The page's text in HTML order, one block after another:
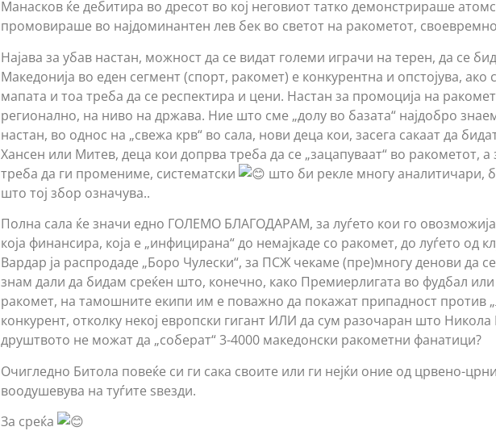
Манасков ќе дебитира во дресот во кој неговиот татко демонстрираше
промовираше во најдоминантен лев бек во светот на ракометот,
Најава за убав настан, можност да се видат големи играчи на терен, да се
Македонија во еден сегмент (спорт, ракомет) е конкурентна и опстојува, ако
мапата и тоа треба да се респектира и цени. Настан за промоција на
регионално, на ниво на држава. Ние што сме „долу во базата“ најдобро
настан, во однос на „свежа крв“ во сала, нови деца кои, засега сакаат да
Хансен или Митев, деца кои допрва треба да се „зацапуваат“ во ракометот,
треба да ги промениме, систематски
што би рекле многу аналитичари,
што тој збор означува..
Полна сала ќе значи едно ГОЛЕМО БЛАГОДАРАМ, за луѓето кои го
која финансира, која е „инфицирана“ до немајкаде со ракомет, до луѓето од
Вардар ја распродаде „Боро Чулески“, за ПСЖ чекаме (пре)многу денови да
знам дали да бидам среќен што, конечно, како Премиерлигата во фудбал или
ракомет, на тамошните екипи им е поважно да покажат припадност против
конкурент, отколку некој европски гигант ИЛИ да сум разочаран што Никола
друштвото не можат да „соберат“ 3-4000 македонски ракометни фанатици?
Очигледно Битола повеќе си ги сака своите или ги нејќи оние од црвено-
воодушевува на туѓите ѕвезди.
За среќа